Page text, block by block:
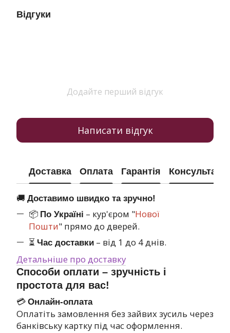
Відгуки
Додайте перший відгук
Написати відгук
Доставка Оплата Гарантія Консультація
🚚 Доставимо швидко та зручно!
📦 По Україні – кур'єром "Нової
Пошти" прямо до дверей.
⏳ Час доставки – від 1 до 4 днів.
Детальніше про доставку
Способи оплати – зручність і
простота для вас!
💳 Онлайн-оплата
Оплатіть замовлення без зайвих зусиль через
банківську картку під час оформлення.